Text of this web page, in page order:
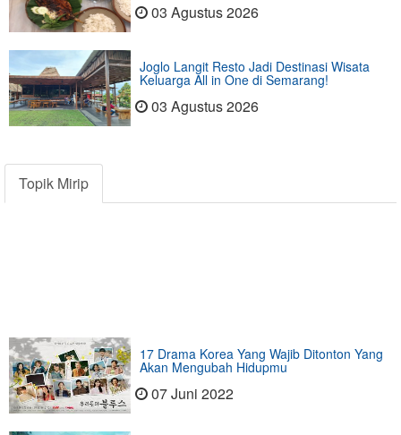
03 Agustus 2026
Joglo Langit Resto Jadi Destinasi Wisata
Keluarga All in One di Semarang!
03 Agustus 2026
Topik Mirip
17 Drama Korea Yang Wajib Ditonton Yang
Akan Mengubah Hidupmu
07 Juni 2022